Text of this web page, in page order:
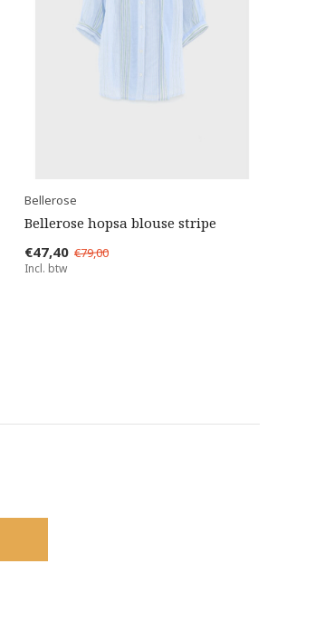
Bellerose
Bellerose hopsa blouse stripe
€47,40 €79,00
Incl. btw